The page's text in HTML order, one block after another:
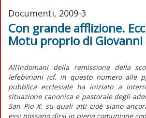
Documenti, 2009-3
Con grande afflizione.
Motu proprio di Giovanni
All’indomani della remissione della
lefebvriani (cf. in questo numero alle
pubblica ecclesiale ha iniziato a
situazione canonica e pastorale degli
San Pio X: su quali atti cioè siano
essi possano dirsi in piena comunione